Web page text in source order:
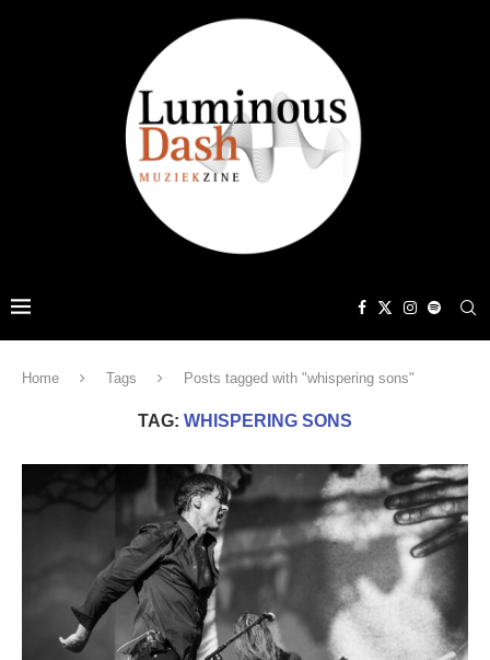
Home Tags Posts tagged with "whispering sons"
TAG: WHISPERING SONS